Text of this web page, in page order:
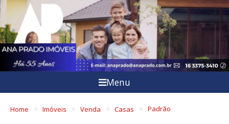
Menu
Home Imóveis Venda Casas Padrão